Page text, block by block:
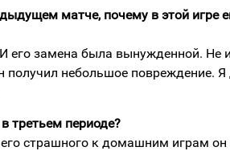
матче, почему в этой игре
его замена была вынужденной. Не
получил небольшое повреждение.
третьем периоде?
страшного к домашним играм он